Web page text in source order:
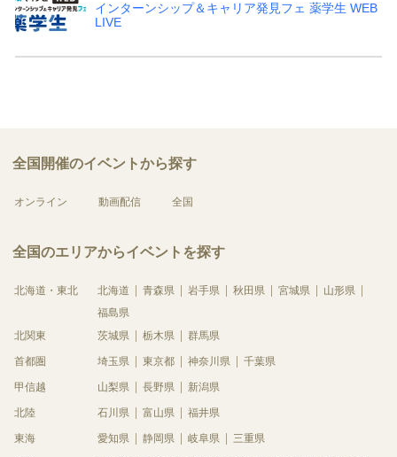
インターンシップ＆キャリア発見フェ 薬学生 WEB
LIVE
全国開催のイベントから探す
オンライン 動画配信 全国
全国のエリアからイベントを探す
北海道・東北 北海道 青森県 岩手県 秋田県 宮城県
山形県
福島県
北関東
茨城県 栃木県 群馬県
首都圏 埼玉県 東京都 神奈川県 千葉県
甲信越 山梨県 長野県 新潟県
北陸 石川県 富山県 福井県
東海 愛知県 静岡県 岐阜県 三重県